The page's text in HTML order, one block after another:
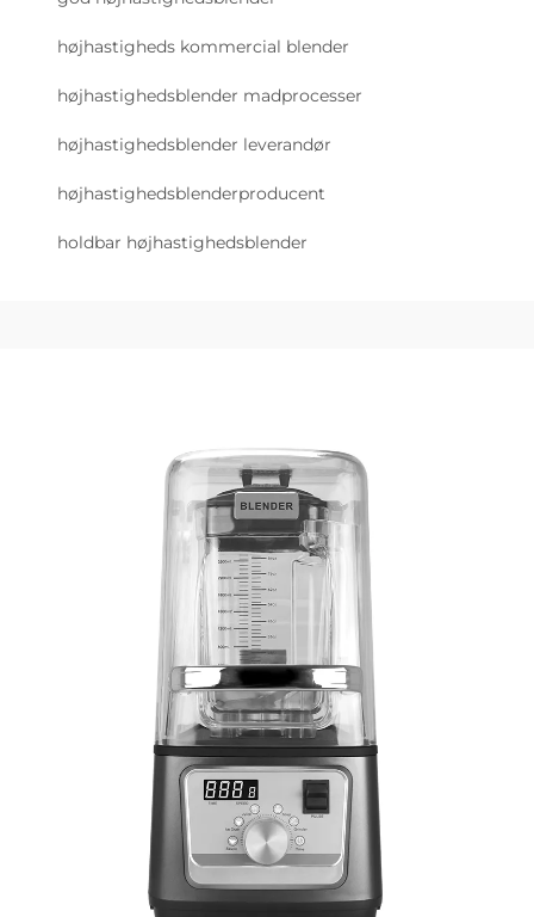
højhastigheds kommercial blender
højhastighedsblender madprocesser
højhastighedsblender leverandør
højhastighedsblenderproducent
holdbar højhastighedsblender